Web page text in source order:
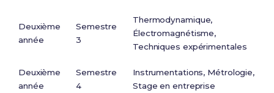
Deuxième
année
Semestre
3
Thermodynamique,
Électromagnétisme,
Techniques expérimentales
Deuxième
année
Semestre
4
Instrumentations, Métrologie,
Stage en entreprise